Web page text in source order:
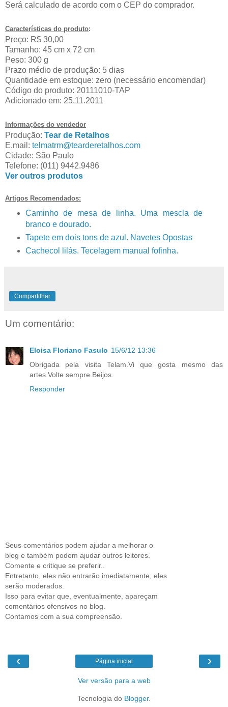
Será calculado de acordo com o CEP do comprador.
Características do produto:
Preço: R$ 30,00
Tamanho: 45 cm x 72 cm
Peso: 300 g
Prazo médio de produção: 5 dias
Quantidade em estoque: zero (necessário encomendar)
Código do produto: 20111010-TAP
Adicionado em: 25.11.2011
Informações do vendedor
Produção: Tear de Retalhos
E.mail: telmatrm@tearderetalhos.com
Cidade: São Paulo
Telefone: (011) 9442.9486
Ver outros produtos
Artigos Recomendados:
Caminho de mesa de linha. Uma mescla de
branco e dourado.
Tapete em dois tons de azul. Navetes Opostas
Cachecol lilás. Tecelagem manual fofinha.
Compartilhar
Um comentário:
Eloisa Floriano Fasulo 15/6/12 13:36
Obrigada pela visita Telam.Vi que gosta mesmo das
artes.Volte sempre.Beijos.
Responder
Seus comentários podem ajudar a melhorar o
blog e também podem ajudar outros leitores.
Comente e critique se preferir..
Entretanto, eles não entrarão imediatamente, eles
serão moderados.
Isso para evitar que, eventualmente, apareçam
comentários ofensivos no blog.
Contamos com a sua compreensão.
‹ ›
Página inicial
Ver versão para a web
Tecnologia do Blogger.